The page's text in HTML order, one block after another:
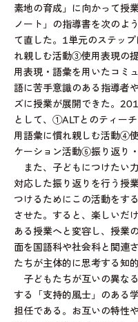
素地の育成」に向かって授
ノート」の指導書を次のよ
て直した。1単元のステッ
れ親しむ活動③使用表現の
用表現・語彙を用いたコミ
語に苦手意識のある指導者
ズに授業が展開できた。
として、①ALTとのティー
用語彙に慣れ親しむ活動④
ケーション活動⑥振り返り
また、子どもにつけたい
対応した振り返りを行う授
つけるためにこの活動をす
させた。すると、楽しいだ
ある授業へと変容し、授業
面を国語科や社会科と関連
たちが主体的に思考する知
子どもたちが互いの異な
する「支持的風士」のある
担任である。お互いの特性